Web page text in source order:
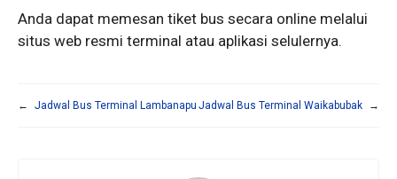
Anda dapat memesan tiket bus secara online melalui
situs web resmi terminal atau aplikasi selulernya.
← Jadwal Bus Terminal Lambanapu Jadwal Bus Terminal Waikabubak →